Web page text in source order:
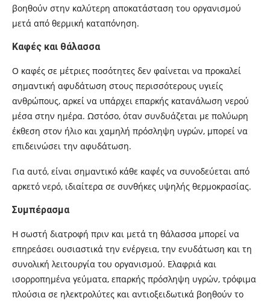
βοηθούν στην καλύτερη αποκατάσταση του οργανισμού
μετά από θερμική καταπόνηση.
Καφές και θάλασσα
Ο καφές σε μέτριες ποσότητες δεν φαίνεται να προκαλεί
σημαντική αφυδάτωση στους περισσότερους υγιείς
ανθρώπους, αρκεί να υπάρχει επαρκής κατανάλωση νερού
μέσα στην ημέρα. Ωστόσο, όταν συνδυάζεται με πολύωρη
έκθεση στον ήλιο και χαμηλή πρόσληψη υγρών, μπορεί να
επιδεινώσει την αφυδάτωση.
Για αυτό, είναι σημαντικό κάθε καφές να συνοδεύεται από
αρκετό νερό, ιδιαίτερα σε συνθήκες υψηλής θερμοκρασίας.
Συμπέρασμα
Η σωστή διατροφή πριν και μετά τη θάλασσα μπορεί να
επηρεάσει ουσιαστικά την ενέργεια, την ενυδάτωση και τη
συνολική λειτουργία του οργανισμού. Ελαφριά και
ισορροπημένα γεύματα, επαρκής πρόσληψη υγρών, τρόφιμα
πλούσια σε ηλεκτρολύτες και αντιοξειδωτικά βοηθούν το